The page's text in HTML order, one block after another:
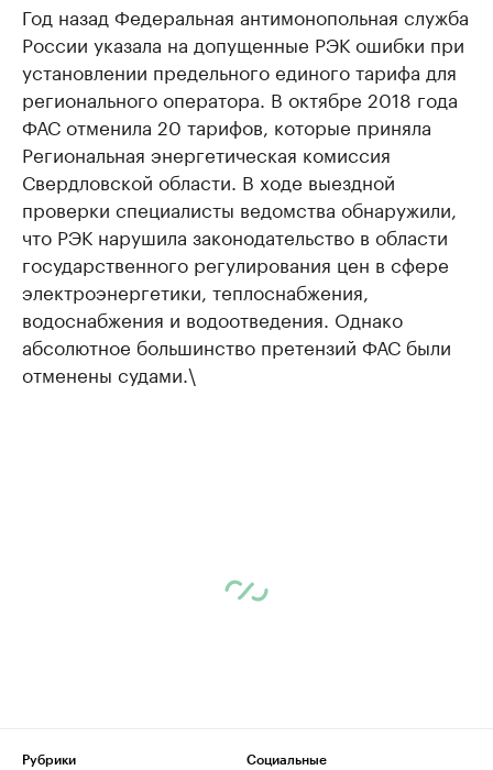
Год назад Федеральная антимонопольная служба
России указала на допущенные РЭК ошибки при
установлении предельного единого тарифа для
регионального оператора. В октябре 2018 года
ФАС отменила 20 тарифов, которые приняла
Региональная энергетическая комиссия
Свердловской области. В ходе выездной
проверки специалисты ведомства обнаружили,
что РЭК нарушила законодательство в области
государственного регулирования цен в сфере
электроэнергетики, теплоснабжения,
водоснабжения и водоотведения. Однако
абсолютное большинство претензий ФАС были
отменены судами.\
Рубрики
Социальные